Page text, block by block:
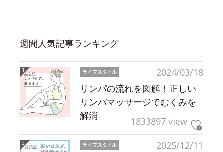
週間人気記事ランキング
2024/03/18
ライフスタイル
リンパの流れを図解！正しい
リンパマッサージでむくみを
解消
1833897 view
2025/12/11
ライフスタイル